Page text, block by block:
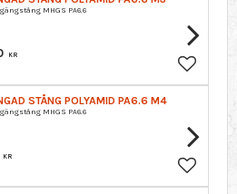
MHGS PA6.6
KR
Lägg till
STÅNG POLYAMID PA6.6 M4
MHGS PA6.6
KR
Lägg till